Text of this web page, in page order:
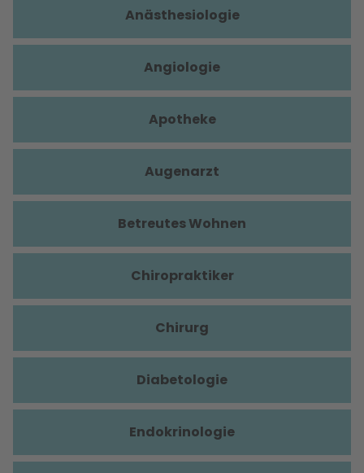
Anästhesiologie
Angiologie
Apotheke
Augenarzt
Betreutes Wohnen
Chiropraktiker
Chirurg
Diabetologie
Endokrinologie